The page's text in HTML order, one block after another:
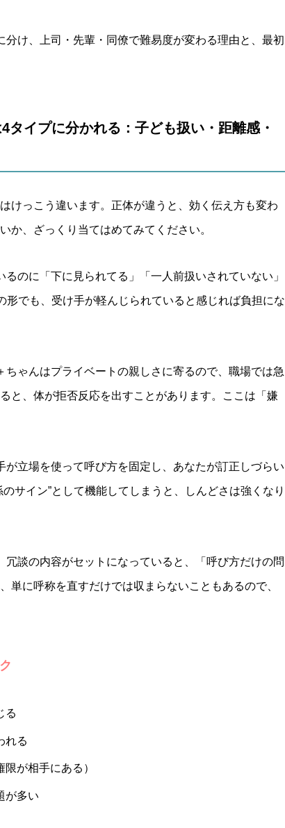
け、上司・先輩・同僚で難易度が変わる理由と、最初
タイプに分かれる：子ども扱い・距離感・
けっこう違います。正体が違うと、効く伝え方も変わ
か、ざっくり当てはめてみてください。
るのに「下に見られてる」「一人前扱いされていない」
形でも、受け手が軽んじられていると感じれば負担にな
ちゃんはプライベートの親しさに寄るので、職場では急
と、体が拒否反応を出すことがあります。ここは「嫌
が立場を使って呼び方を固定し、あなたが訂正しづらい
サイン”として機能してしまうと、しんどさは強くなり
冗談の内容がセットになっていると、「呼び方だけの問
単に呼称を直すだけでは収まらないこともあるので、
る
れる
が相手にある）
が多い